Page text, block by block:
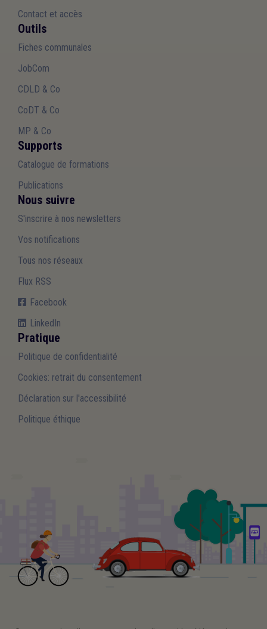
Contact et accès
Outils
Fiches communales
JobCom
CDLD & Co
CoDT & Co
MP & Co
Supports
Catalogue de formations
Publications
Nous suivre
S'inscrire à nos newsletters
Vos notifications
Tous nos réseaux
Flux RSS
Facebook
LinkedIn
Pratique
Politique de confidentialité
Cookies: retrait du consentement
Déclaration sur l'accessibilité
Politique éthique